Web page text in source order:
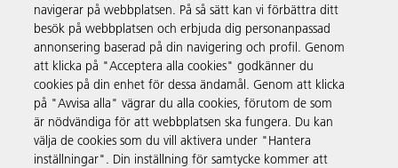
Produkter och tjänster
Support och kontakt
Resurser
navigerar på webbplatsen. På så sätt kan vi förbättra ditt
besök på webbplatsen och erbjuda dig personanpassad
annonsering baserad på din navigering och profil. Genom
att klicka på "Acceptera alla cookies" godkänner du
cookies på din enhet för dessa ändamål. Genom att klicka
på "Avvisa alla" vägrar du alla cookies, förutom de som
är nödvändiga för att webbplatsen ska fungera. Du kan
välja de cookies som du vill aktivera under "Hantera
inställningar". Din inställning för samtycke kommer att